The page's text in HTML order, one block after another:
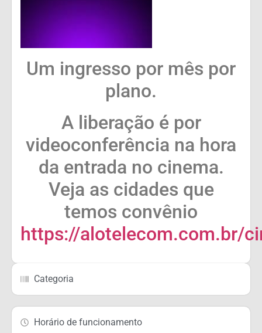
Um ingresso por mês por
plano.
A liberação é por
videoconferência na hora
da entrada no cinema.
Veja as cidades que
temos convênio
https://alotelecom.com.br/
Categoria
Horário de funcionamento